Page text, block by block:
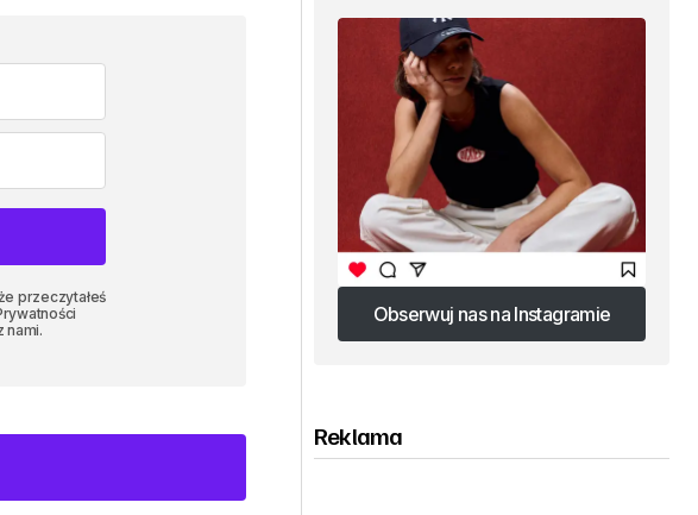
przeczytałeś
nami.
Obserwuj nas na Instagramie
Obserwuj nas na Instagramie
Reklama